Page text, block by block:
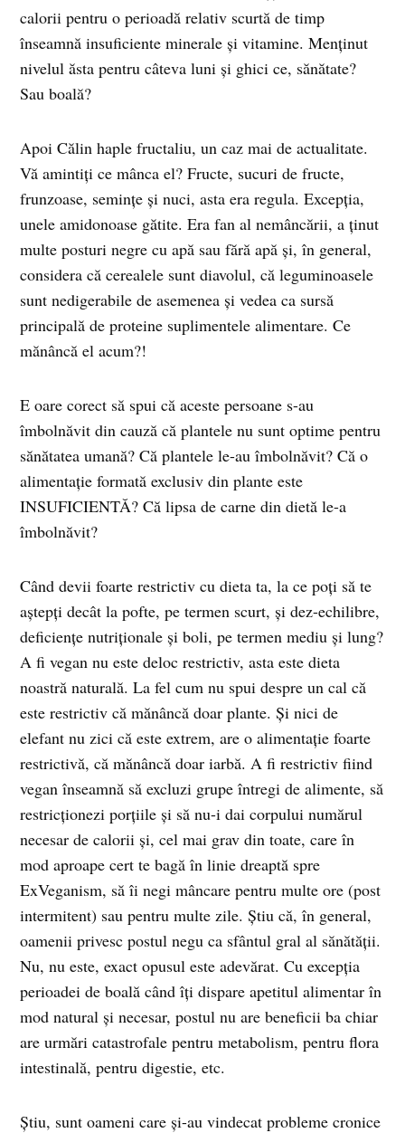
calorii pentru o perioadă relativ scurtă de timp
înseamnă insuficiente minerale și vitamine. Menținut
nivelul ăsta pentru câteva luni și ghici ce, sănătate?
Sau boală?
Apoi Călin haple fructaliu, un caz mai de actualitate.
Vă amintiți ce mânca el? Fructe, sucuri de fructe,
frunzoase, semințe și nuci, asta era regula. Excepția,
unele amidonoase gătite. Era fan al nemâncării, a ținut
multe posturi negre cu apă sau fără apă și, în general,
considera că cerealele sunt diavolul, că leguminoasele
sunt nedigerabile de asemenea și vedea ca sursă
principală de proteine suplimentele alimentare. Ce
mănâncă el acum?!
E oare corect să spui că aceste persoane s-au
îmbolnăvit din cauză că plantele nu sunt optime pentru
sănătatea umană? Că plantele le-au îmbolnăvit? Că o
alimentație formată exclusiv din plante este
INSUFICIENTĂ? Că lipsa de carne din dietă le-a
îmbolnăvit?
Când devii foarte restrictiv cu dieta ta, la ce poți să te
aștepți decât la pofte, pe termen scurt, și dez-echilibre,
deficiențe nutriționale și boli, pe termen mediu și lung?
A fi vegan nu este deloc restrictiv, asta este dieta
noastră naturală. La fel cum nu spui despre un cal că
este restrictiv că mănâncă doar plante. Și nici de
elefant nu zici că este extrem, are o alimentație foarte
restrictivă, că mănâncă doar iarbă. A fi restrictiv fiind
vegan înseamnă să excluzi grupe întregi de alimente, să
restricționezi porțiile și să nu-i dai corpului numărul
necesar de calorii și, cel mai grav din toate, care în
mod aproape cert te bagă în linie dreaptă spre
ExVeganism, să îi negi mâncare pentru multe ore (post
intermitent) sau pentru multe zile. Știu că, în general,
oamenii privesc postul negu ca sfântul gral al sănătății.
Nu, nu este, exact opusul este adevărat. Cu excepția
perioadei de boală când îți dispare apetitul alimentar în
mod natural și necesar, postul nu are beneficii ba chiar
are urmări catastrofale pentru metabolism, pentru flora
intestinală, pentru digestie, etc.
Știu, sunt oameni care și-au vindecat probleme cronice